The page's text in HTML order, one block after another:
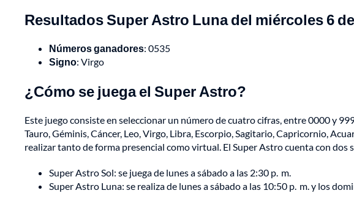
Resultados Super Astro Luna del miércoles 6
Números ganadores: 0535
Signo: Virgo
¿Cómo se juega el Super Astro?
Este juego consiste en seleccionar un número de cuatro cifras, entre 0000 y
Tauro, Géminis, Cáncer, Leo, Virgo, Libra, Escorpio, Sagitario, Capricornio,
realizar tanto de forma presencial como virtual. El Super Astro cuenta con dos
Super Astro Sol: se juega de lunes a sábado a las 2:30 p. m.
Super Astro Luna: se realiza de lunes a sábado a las 10:50 p. m. y los